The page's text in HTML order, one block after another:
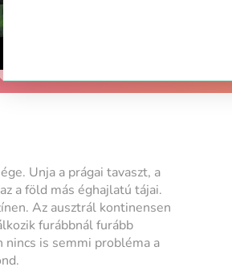
Unja a prágai tavaszt, a
a föld más éghajlatú tájai.
Az ausztrál kontinensen
furábbnál furább
nincs is semmi probléma a